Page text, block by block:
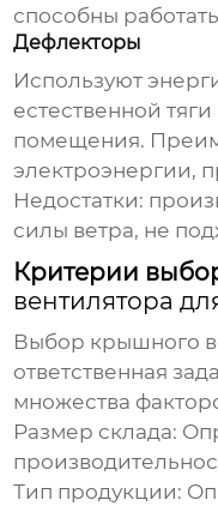
способны
Дефлекторы
Используют
естественной
помещения.
электроэнергии,
Недостатки:
силы ветра, не
Критерии
вентилятора
Выбор крышного
ответственная
множества
Размер склада:
Тип продукции: